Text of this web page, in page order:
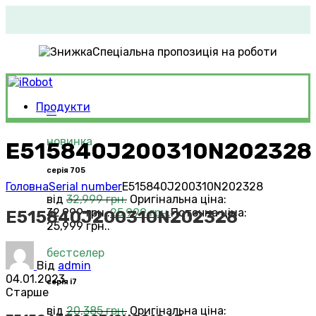
Спеціальна пропозиція на роботи
Продукти
новинка
серія 705
від 32,999грн. Оригінальна ціна:
32,999 грн..25,999грн.Поточна ціна:
25,999 грн..
бестселер
серія i7
від 20,385грн. Оригінальна ціна:
E515840J200310N202328
ГоловнаSerial numberE515840J200310N202328
E515840J200310N202328
Від admin
04.01.2023
Старше